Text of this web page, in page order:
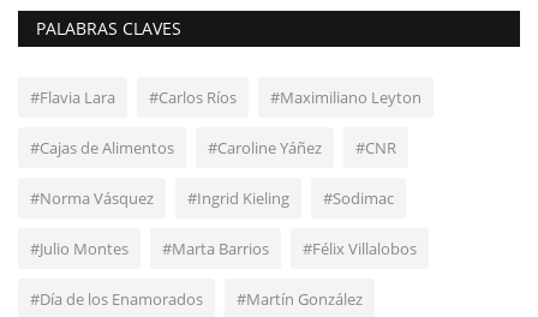
PALABRAS CLAVES
#Flavia Lara #Carlos Ríos #Maximiliano Leyton
#Cajas de Alimentos #Caroline Yáñez #CNR
#Norma Vásquez #Ingrid Kieling #Sodimac
#Julio Montes #Marta Barrios #Félix Villalobos
#Día de los Enamorados #Martín González